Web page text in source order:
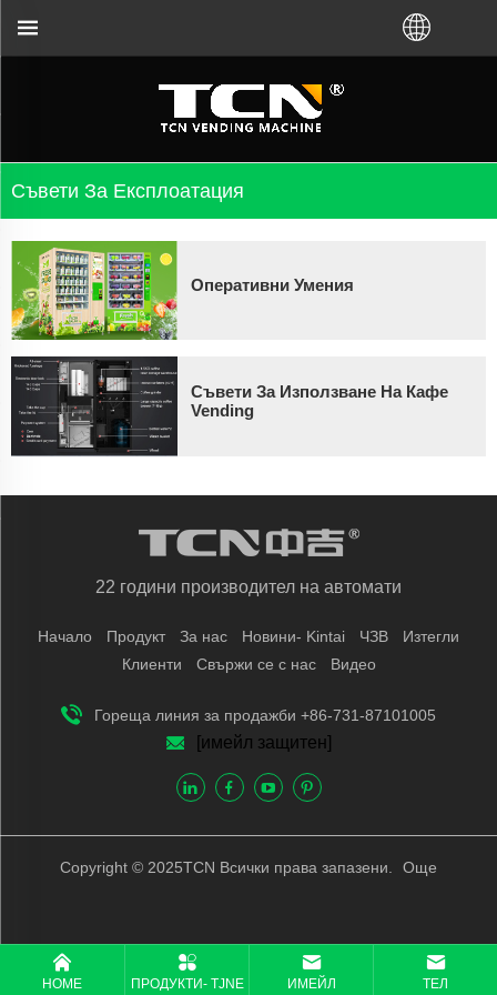
Съвети За Експлоатация
Оперативни Умения
Съвети За Използване На Кафе
Vending
22 години производител на автомати
Начало Продукт За нас Новини- Kintai ЧЗВ
Изтегли
Клиенти
Свържи се с нас Видео
Гореща линия за продажби +86-731-87101005
[имейл защитен]
Copyright © 2025TCN Всички права запазени. Още
HOME ПРОДУКТИ- TJNE ИМЕЙЛ ТЕЛ
за насоки и отстраняване на